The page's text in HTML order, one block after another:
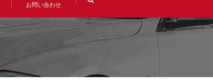
お問い合わせ search